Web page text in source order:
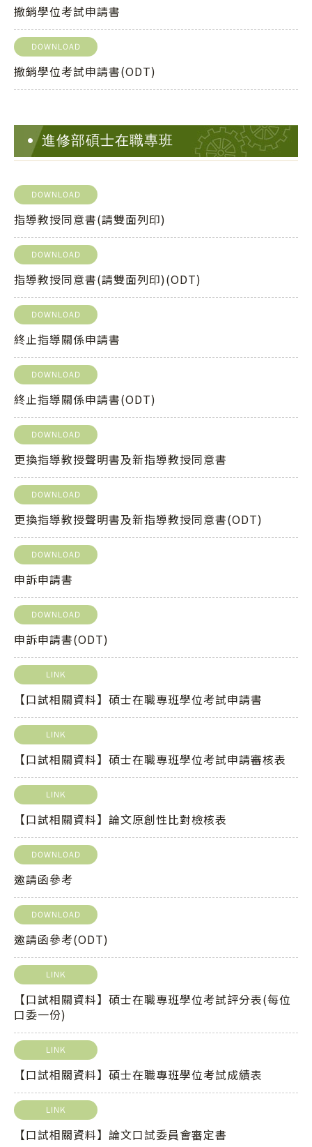
撤銷學位考試申請書
DOWNLOAD
撤銷學位考試申請書(ODT)
進修部碩士在職專班
DOWNLOAD
指導教授同意書(請雙面列印)
DOWNLOAD
指導教授同意書(請雙面列印)(ODT)
DOWNLOAD
終止指導關係申請書
DOWNLOAD
終止指導關係申請書(ODT)
DOWNLOAD
更換指導教授聲明書及新指導教授同意書
DOWNLOAD
更換指導教授聲明書及新指導教授同意書(ODT)
DOWNLOAD
申訴申請書
DOWNLOAD
申訴申請書(ODT)
LINK
【口試相關資料】碩士在職專班學位考試申請書
LINK
【口試相關資料】碩士在職專班學位考試申請審核表
LINK
【口試相關資料】論文原創性比對檢核表
DOWNLOAD
邀請函參考
DOWNLOAD
邀請函參考(ODT)
LINK
【口試相關資料】碩士在職專班學位考試評分表(每位
口委一份)
LINK
【口試相關資料】碩士在職專班學位考試成績表
LINK
【口試相關資料】論文口試委員會審定書